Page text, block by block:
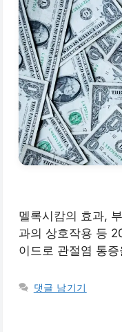
멜록시캄의 효과,
과의 상호작용 등
이드로 관절염 통
댓글 남기기